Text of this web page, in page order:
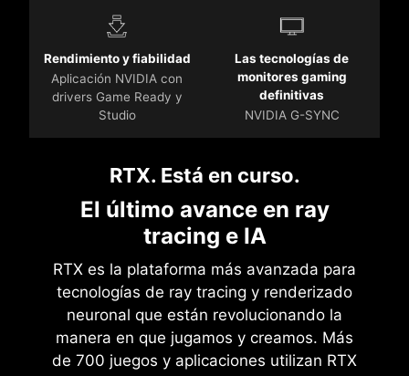
Rendimiento y fiabilidad
Aplicación NVIDIA con
drivers Game Ready y
Studio
Las tecnologías de
monitores gaming
definitivas
NVIDIA G-SYNC
RTX. Está en curso.
El último avance en ray
tracing e IA
RTX es la plataforma más avanzada para
tecnologías de ray tracing y renderizado
neuronal que están revolucionando la
manera en que jugamos y creamos. Más
de 700 juegos y aplicaciones utilizan RTX